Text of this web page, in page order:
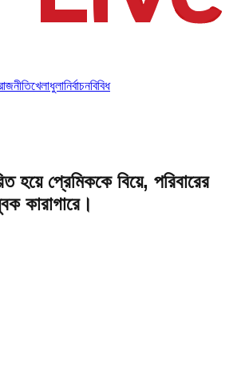
খেলাধুলানির্বাচনবিবিধ
হয়ে প্রেমিককে বিয়ে, পরিবারের
কারাগারে।